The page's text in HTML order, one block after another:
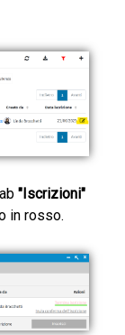
"Iscrizioni"
in rosso.